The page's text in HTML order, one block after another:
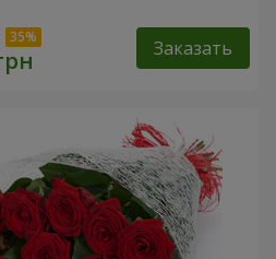
Заказать